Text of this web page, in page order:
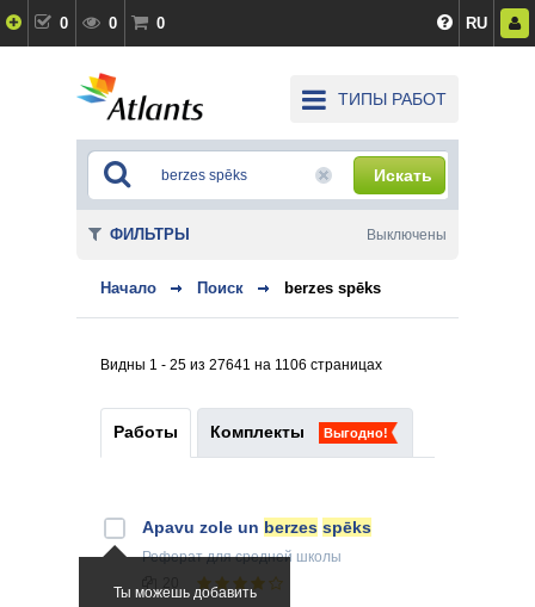
0 0 0 RU
ТИПЫ РАБОТ
Искать
Начало Поиск berzes spēks
Видны 1 - 25 из 27641 на 1106 страницах
Работы Комплекты Выгодно!
Ты можешь добавить
Apavu zole un berzes spēks
Рефератдля средней школы
ФИЛЬТРЫ Выключены